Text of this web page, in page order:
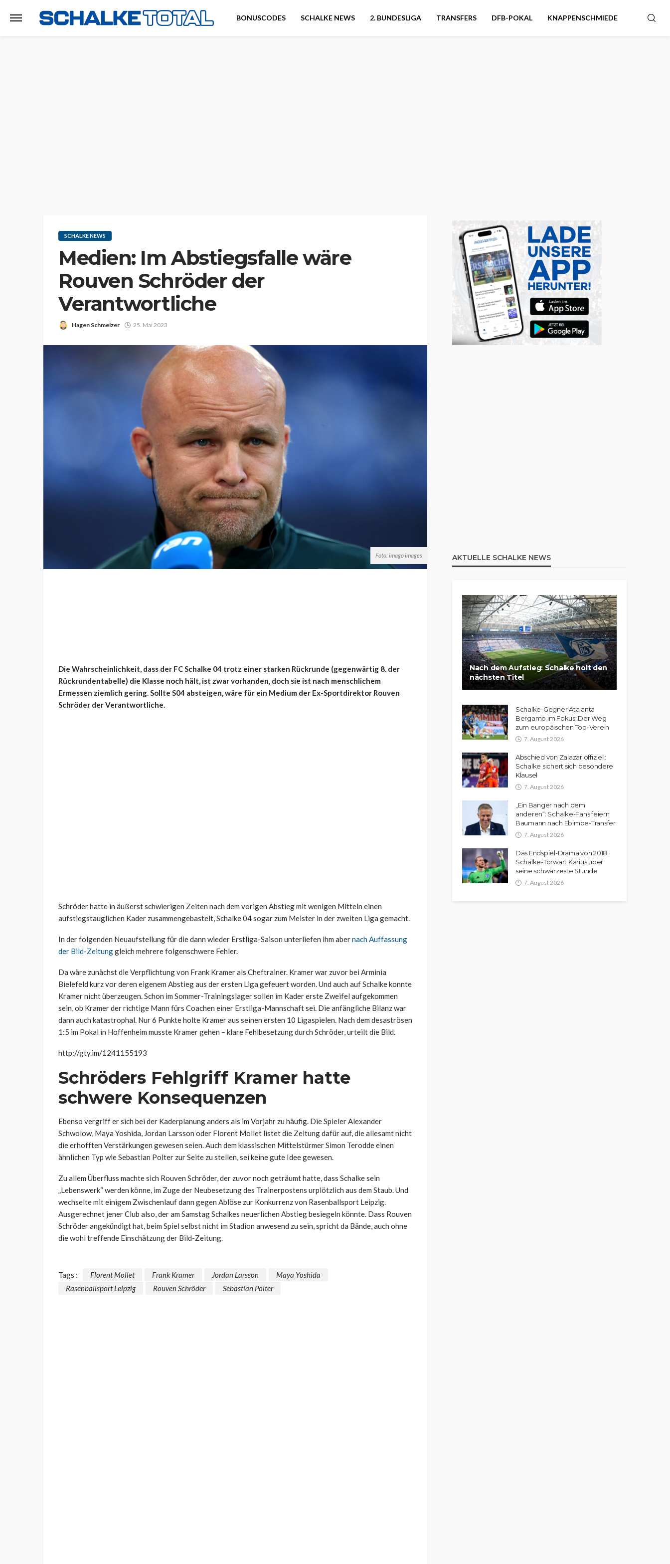
BONUSCODES SCHALKE NEWS 2. BUNDESLIGA TRANSFERS DFB-POKAL KNAPPENSCHMIEDE
SCHALKE NEWS
Medien: Im Abstiegsfalle wäre
Rouven Schröder der
Verantwortliche
Hagen Schmelzer 25. Mai 2023
Foto: imago images
Die Wahrscheinlichkeit, dass der FC Schalke 04 trotz einer starken Rückrunde (gegenwärtig 8. der
Rückrundentabelle) die Klasse noch hält, ist zwar vorhanden, doch sie ist nach menschlichem
Ermessen ziemlich gering. Sollte S04 absteigen, wäre für ein Medium der Ex-Sportdirektor Rouven
Schröder der Verantwortliche.
Schröder hatte in äußerst schwierigen Zeiten nach dem vorigen Abstieg mit wenigen Mitteln einen
aufstiegstauglichen Kader zusammengebastelt, Schalke 04 sogar zum Meister in der zweiten Liga gemacht.
In der folgenden Neuaufstellung für die dann wieder Erstliga-Saison unterliefen ihm abernach Auffassung
der Bild-Zeitunggleich mehrere folgenschwere Fehler.
Da wäre zunächst die Verpflichtung von Frank Kramer als Cheftrainer. Kramer war zuvor bei Arminia
Bielefeld kurz vor deren eigenem Abstieg aus der ersten Liga gefeuert worden. Und auch auf Schalke konnte
Kramer nicht überzeugen. Schon im Sommer-Trainingslager sollen im Kader erste Zweifel aufgekommen
sein, ob Kramer der richtige Mann fürs Coachen einer Erstliga-Mannschaft sei. Die anfängliche Bilanz war
dann auch katastrophal. Nur 6 Punkte holte Kramer aus seinen ersten 10 Ligaspielen. Nach dem desaströsen
1:5 im Pokal in Hoffenheim musste Kramer gehen – klare Fehlbesetzung durch Schröder, urteilt die Bild.
http://gty.im/1241155193
Schröders Fehlgriff Kramer hatte
schwere Konsequenzen
Ebenso vergriff er sich bei der Kaderplanung anders als im Vorjahr zu häufig. Die Spieler Alexander
Schwolow, Maya Yoshida, Jordan Larsson oder Florent Mollet listet die Zeitung dafür auf, die allesamt nicht
die erhofften Verstärkungen gewesen seien. Auch dem klassischen Mittelstürmer Simon Terodde einen
ähnlichen Typ wie Sebastian Polter zur Seite zu stellen, sei keine gute Idee gewesen.
Zu allem Überfluss machte sich Rouven Schröder, der zuvor noch geträumt hatte, dass Schalke sein
„Lebenswerk“ werden könne, im Zuge der Neubesetzung des Trainerpostens urplötzlich aus dem Staub. Und
wechselte mit einigem Zwischenlauf dann gegen Ablöse zur Konkurrenz von Rasenballsport Leipzig.
Ausgerechnet jener Club also, der am Samstag Schalkes neuerlichen Abstieg besiegeln könnte. Dass Rouven
Schröder angekündigt hat, beim Spiel selbst nicht im Stadion anwesend zu sein, spricht da Bände, auch ohne
die wohl treffende Einschätzung der Bild-Zeitung.
Tags : Florent Mollet Frank Kramer Jordan Larsson
Maya Yoshida
Rasenballsport Leipzig
Rouven Schröder Sebastian Polter
AKTUELLE SCHALKE NEWS
Nach dem Aufstieg: Schalke holt den
nächsten Titel
Schalke-Gegner Atalanta
Bergamo im Fokus: Der Weg
zum europäischen Top-Verein
7. August 2026
Abschied von Zalazar offiziell:
Schalke sichert sich besondere
Klausel
7. August 2026
„Ein Banger nach dem
anderen“: Schalke-Fans feiern
Baumann nach Ebimbe-Transfer
7. August 2026
Das Endspiel-Drama von 2018:
Schalke-Torwart Karius über
seine schwärzeste Stunde
7. August 2026